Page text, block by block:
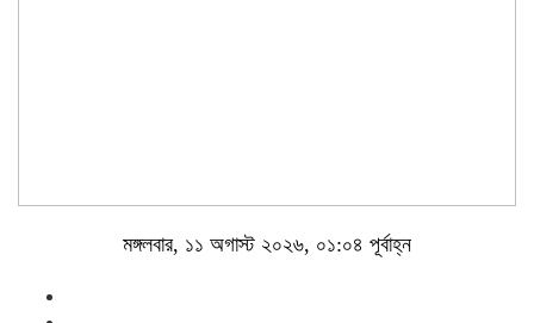
মঙ্গলবার, ১১ অগাস্ট ২০২৬, ০১:০৪ পূর্বাহ্ন